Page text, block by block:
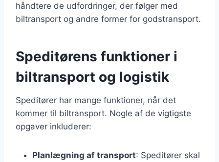
håndtere de udfordringer, der følger med
biltransport og andre former for godstransport.
Speditørens funktioner i
biltransport og logistik
Speditører har mange funktioner, når det
kommer til biltransport. Nogle af de vigtigste
opgaver inkluderer:
Planlægning af transport: Speditører skal